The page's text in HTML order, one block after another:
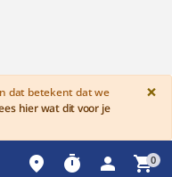
dat betekent dat we
hier wat dit voor je
×
place timer person shopping_cart0